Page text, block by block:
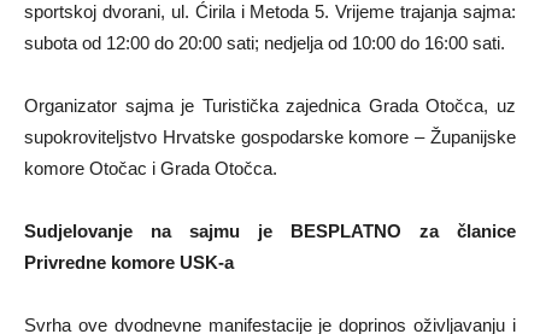
sportskoj dvorani, ul. Ćirila i Metoda 5. Vrijeme trajanja sajma:
subota od 12:00 do 20:00 sati; nedjelja od 10:00 do 16:00 sati.
Organizator sajma je Turistička zajednica Grada Otočca, uz
supokroviteljstvo Hrvatske gospodarske komore – Županijske
komore Otočac i Grada Otočca.
Sudjelovanje na sajmu je BESPLATNO za članice
Privredne komore USK-a
Svrha ove dvodnevne manifestacije je doprinos oživljavanju i